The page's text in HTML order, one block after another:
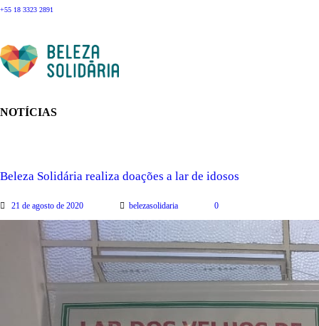
+55 18 3323 2891
NOTÍCIAS
Beleza Solidária realiza doações a lar de idosos
21 de agosto de 2020 belezasolidaria 0